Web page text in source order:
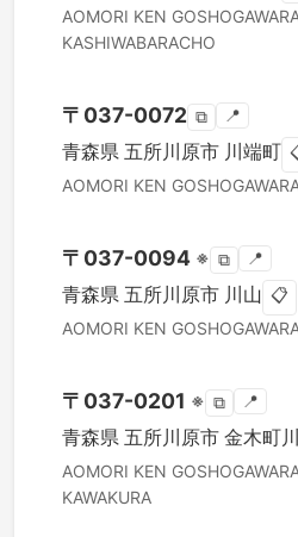
AOMORI KEN
KASHIWABARACHO
〒 037-0072 ⧉ 📍
青森県 五所川原市 川端町
AOMORI KEN
〒 037-0094 ※ ⧉ 📍
青森県 五所川原市 川山 📋
AOMORI KEN
〒 037-0201 ※ ⧉ 📍
青森県 五所川原市 金木町
AOMORI KEN
KAWAKURA